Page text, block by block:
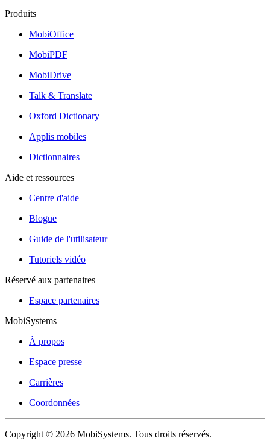
Produits
MobiOffice
MobiPDF
MobiDrive
Talk & Translate
Oxford Dictionary
Applis mobiles
Dictionnaires
Aide et ressources
Centre d'aide
Blogue
Guide de l'utilisateur
Tutoriels vidéo
Réservé aux partenaires
Espace partenaires
MobiSystems
À propos
Espace presse
Carrières
Coordonnées
Copyright © 2026 MobiSystems. Tous droits réservés.